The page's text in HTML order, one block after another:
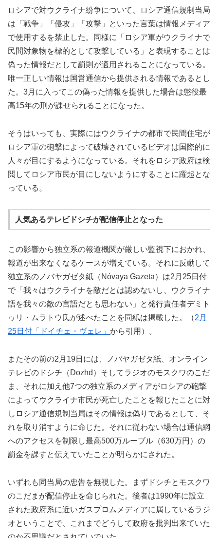
ロシアで対ウクライナ紛争について、ロシア通信規制当局
は「戦争」「侵攻」「攻撃」といった言葉は情報メディア
で使用するを禁止した。同様に「ロシア軍がウクライナで
民間対象物を標的として攻撃している」と表現することは
偽った情報だとして罰則が適用されることになっている。
唯一正しい情報は国営通信から提供される情報であるとし
た。3月に入ってこの偽った情報を提供した場合は懲役最
高15年の刑が課せられることになった。
そうはいっても、実際にはウクライナの都市で民間住宅が
ロシア軍の砲撃によって破壊されているビデオは国際的に
人々が目にするようになっている。それをロシア政府は検
閲してロシア市民が目にしないようにすることに躍起とな
っている。
人気あるテレビドシチが配信停止となった
この影響から独立系の報道機関が厳しい監視下におかれ、
報道が出来なくなるケースが増えている。それに反動して
独立系のノバヤガゼタ紙（Nóvaya Gazeta）は2月25日付
で「我々はウクライナを敵だとは認めないし、ウクライナ
語を我々の敵の言語だとも思わない」と発行責任者デミト
ゥリ・ムラトウ氏が述べたことを同紙は掲載した。（2月
25日付「ドイチェ・ヴェレ」 から引用）。
またその前の2月19日には、ノバヤガゼタ紙、オンライン
テレビのドシチ（Dozhd）そしてラジオのモスクワのこだ
ま、それに加え他7つの独立系のメディアがロシアの砲撃
によってウクライナ市民が死亡したことを報じたことに対
しロシア通信規制当局はその情報は偽りであるとして、そ
れを取り消すように命じた。それに従わない場合は通信網
へのアクセスを制限し最高500万ルーブル（630万円）の
罰金を課すと伝えていたことが明らかにされた。
いずれも同当局の忠告を無視した。まずドシチとモスクワ
のこだまが配信停止を命じられた。後者は1990年に設立
された政府系に近いガスプロムメディアに属しているラジ
オということで、これまでどうして政府を批判出来ていた